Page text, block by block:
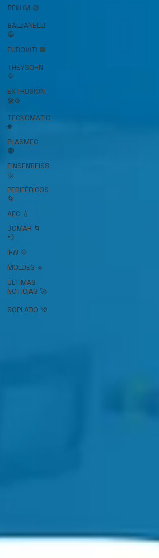
BEKUM 🟡
BALZANELLI
🔵
EUROVITI 🟩
THEYSOHN
🔷
EXTRUSIÓN
🛠️⚙️
TECNOMATIC
🌐
PLASMEC
🔴
EINSENBEISS
🔩
PERIFÉRICOS
🌀
AEC 💧
JOMAR 🌀
💨
IFW 💠
MOLDES 🔹
ÚLTIMAS
NOTICIAS 🚀
SOPLADO ༄